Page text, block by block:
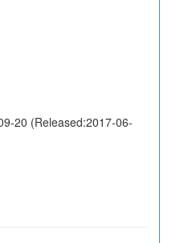
20 (Released:2017-06-